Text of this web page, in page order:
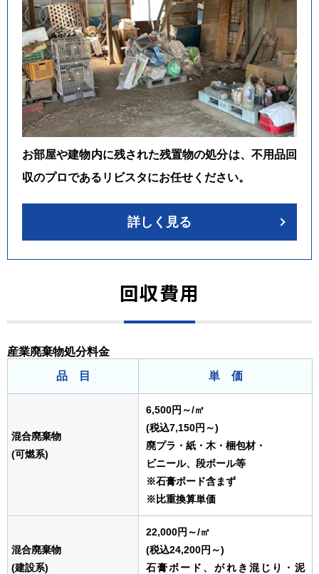
お部屋や建物内に残された残置物の処分は、不用品回
収のプロであるリビスタにお任せください。
詳しく見る
回収費用
産業廃棄物処分料金
品 目
単 価
混合廃棄物
(可燃系)
6,500円～/㎥
(税込7,150円～)
廃プラ・紙・木・梱包材・
ビニール、段ボール等
※石膏ボード含まず
※比重換算単価
混合廃棄物
(建設系)
22,000円～/㎥
(税込24,200円～)
石膏ボード、がれき混じり・泥